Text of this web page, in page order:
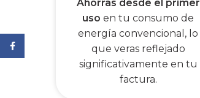
Ahorras desde el primer
uso en tu consumo de
energía convencional, lo
que veras reflejado
significativamente en tu
factura.